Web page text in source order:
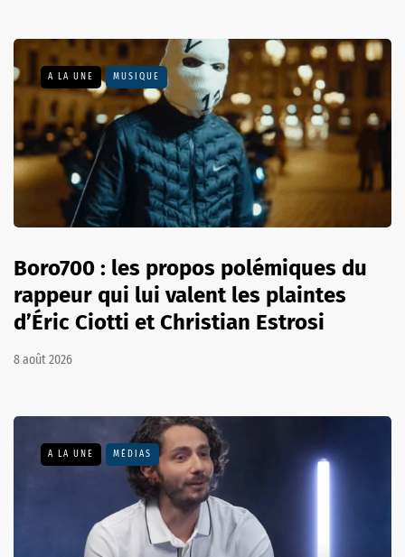
A LA UNE MUSIQUE
Boro700 : les propos polémiques du
rappeur qui lui valent les plaintes
d’Éric Ciotti et Christian Estrosi
8 août 2026
A LA UNE MÉDIAS